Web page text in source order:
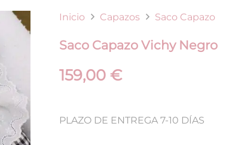
Inicio Capazos Saco Capazo
Saco Capazo Vichy Negro
159,00 €
PLAZO DE ENTREGA 7-10 DÍAS